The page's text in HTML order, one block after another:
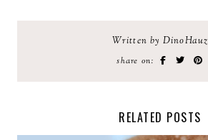
Written by DinoHauz
share on:
RELATED POSTS